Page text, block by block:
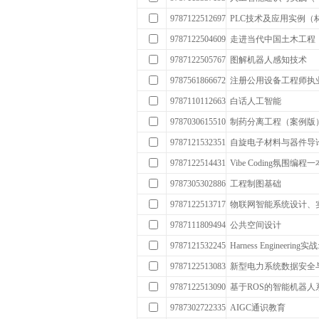
9787122512697 PLC技术及应用实例（
9787122504609 走进当代中国土木工
9787122505767 图解机器人感知技术
9787561866672 注册公用设备工程师
9787110112663 白话人工智能
9787030615510 制药分离工程（案例版
9787121532351 自旋电子材料与器件导
9787122514431 Vibe Coding氛围编程一
9787305302886 工程制图基础
9787122513717 物联网智能系统设计、
9787111809494 公共空间设计
9787121532245 Harness Engineering实
9787122513083 新型电力系统数据安全
9787122513090 基于ROS的智能机器
9787302722335 AIGC通识教育